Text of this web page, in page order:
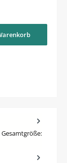
die Schaltflächen um